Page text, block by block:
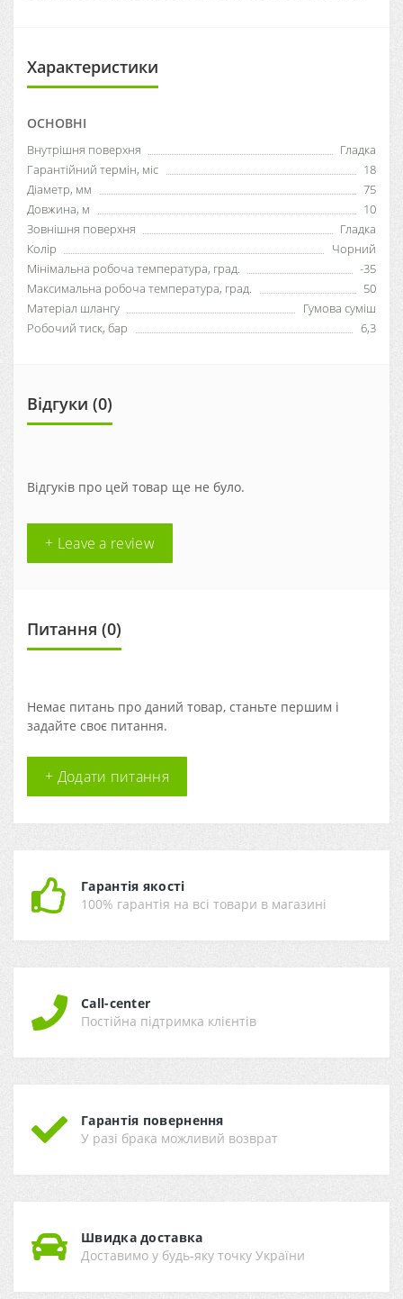
Характеристики
ОСНОВНІ
Внутрішня поверхня
Гладка
Гарантійний термін, міс
18
Діаметр, мм
75
Довжина, м
10
Зовнішня поверхня
Гладка
Колір
Чорний
Мінімальна робоча температура, град.
-35
Максимальна робоча температура, град.
50
Матеріал шлангу
Гумова суміш
Робочий тиск, бар
6,3
Відгуки (0)
Відгуків про цей товар ще не було.
+ Leave a review
Питання (0)
Немає питань про даний товар, станьте першим і
задайте своє питання.
+ Додати питання
Гарантія якості
100% гарантія на всі товари в магазині
Call-center
Постійна підтримка клієнтів
Гарантія повернення
У разі брака можливий возврат
Швидка доставка
Доставимо у будь-яку точку України